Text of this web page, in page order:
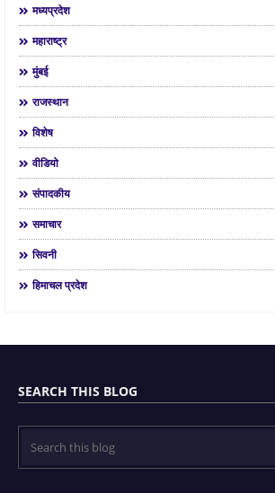
मध्यप्रदेश
महाराष्ट्र
मुंबई
राजस्थान
विशेष
वीडियो
संपादकीय
समाचार
सिवनी
हिमाचल प्रदेश
SEARCH THIS BLOG